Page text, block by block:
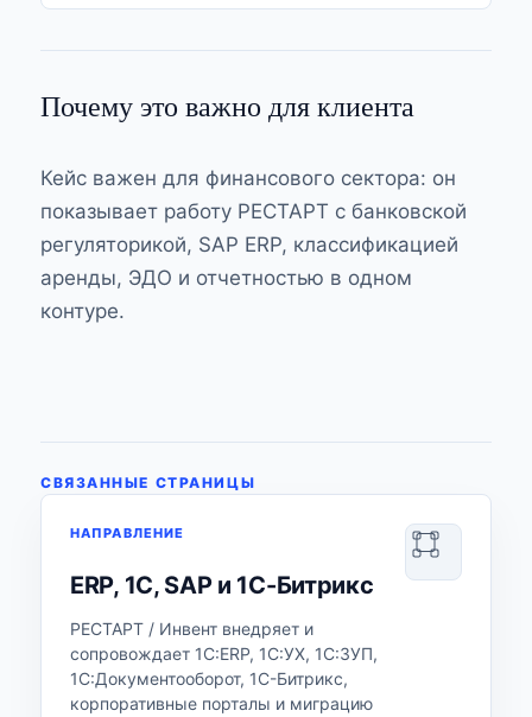
Почему это важно для клиента
Кейс важен для финансового сектора: он
показывает работу РЕСТАРТ с банковской
регуляторикой, SAP ERP, классификацией
аренды, ЭДО и отчетностью в одном
контуре.
СВЯЗАННЫЕ СТРАНИЦЫ
НАПРАВЛЕНИЕ
ERP, 1С, SAP и 1С-Битрикс
РЕСТАРТ / Инвент внедряет и
сопровождает 1С:ERP, 1С:УХ, 1С:ЗУП,
1С:Документооборот, 1С-Битрикс,
корпоративные порталы и миграцию